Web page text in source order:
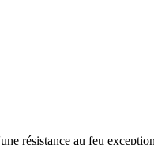
résistance au feu